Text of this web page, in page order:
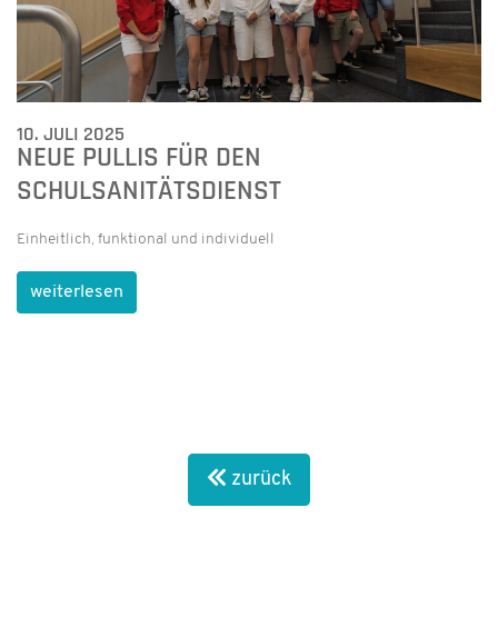
10. JULI 2025
NEUE PULLIS FÜR DEN
SCHULSANITÄTSDIENST
Einheitlich, funktional und individuell
weiterlesen
zurück